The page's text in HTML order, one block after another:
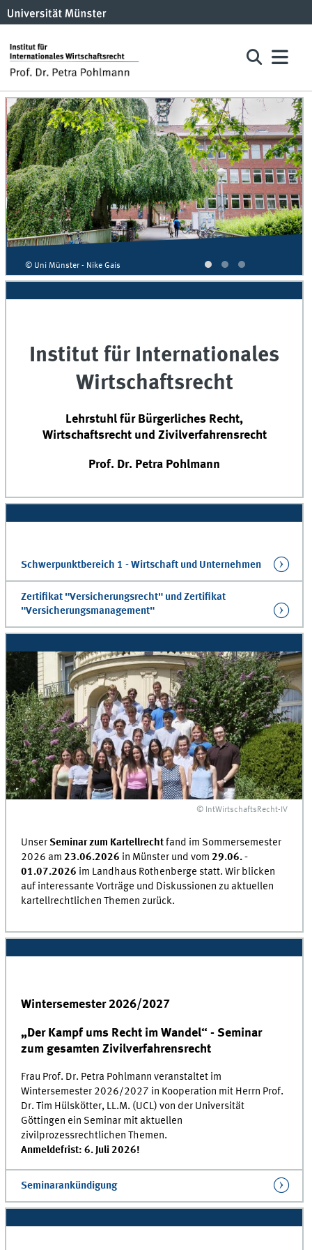
© Uni Münster - Nike Gais
Institut für Internationales
Wirtschaftsrecht
Lehrstuhl für Bürgerliches Recht,
Wirtschaftsrecht und Zivilverfahrensrecht
Prof. Dr. Petra Pohlmann
Schwerpunktbereich 1 - Wirtschaft und Unternehmen
Zertifikat "Versicherungsrecht" und Zertifikat
"Versicherungsmanagement"
© IntWirtschaftsRecht-IV
UnserSeminar zum Kartellrechtfand im Sommersemester
2026 am23.06.2026 in Münster und vom29.06. -
01.07.2026 im Landhaus Rothenberge statt. Wir blicken
auf interessante Vorträge und Diskussionen zu aktuellen
kartellrechtlichen Themen zurück.
Wintersemester 2026/2027
„Der Kampf ums Recht im Wandel“ - Seminar
zum gesamten Zivilverfahrensrecht
Frau Prof. Dr. Petra Pohlmann veranstaltet im
Wintersemester 2026/2027 in Kooperation mit Herrn Prof.
Dr. Tim Hülskötter, LL.M. (UCL) von der Universität
Göttingen ein Seminar mit aktuellen
zivilprozessrechtlichen Themen.
Anmeldefrist: 6. Juli 2026!
Seminarankündigung